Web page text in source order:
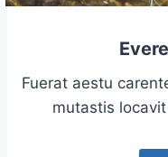
Fuerat aestu
mutastis